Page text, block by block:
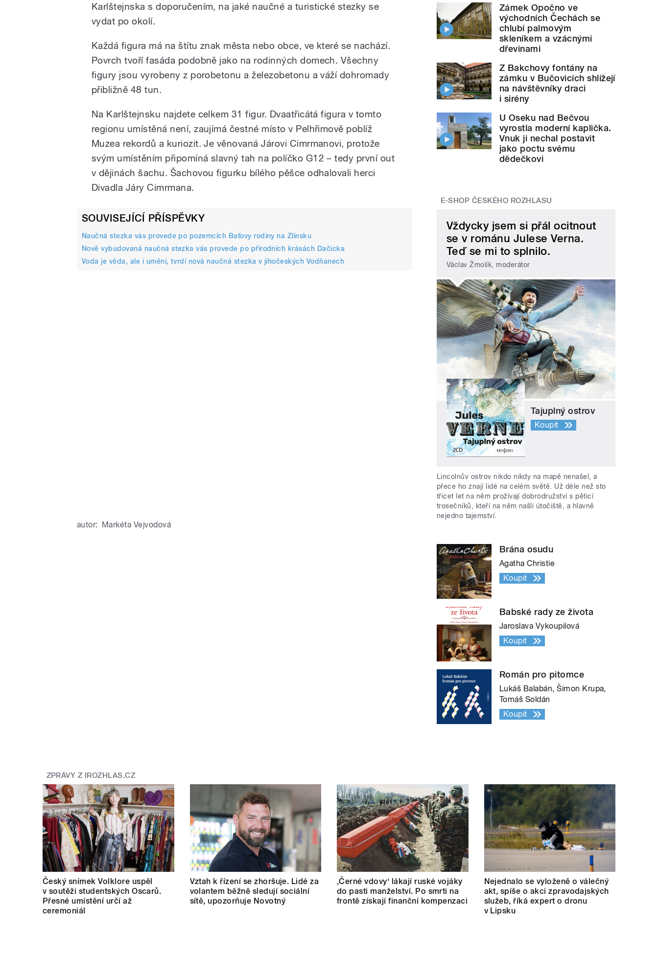
Karlštejnska s doporučením, na jaké naučné a turistické stezky se
vydat po okolí.
Každá figura má na štítu znak města nebo obce, ve které se nachází.
Povrch tvoří fasáda podobně jako na rodinných domech. Všechny
figury jsou vyrobeny z porobetonu a železobetonu a váží dohromady
přibližně 48 tun.
Na Karlštejnsku najdete celkem 31 figur. Dvaatřicátá figura v tomto
regionu umístěná není, zaujímá čestné místo v Pelhřimově poblíž
Muzea rekordů a kuriozit. Je věnovaná Járovi Cimrmanovi, protože
svým umístěním připomíná slavný tah na políčko G12 – tedy první out
v dějinách šachu. Šachovou figurku bílého pěšce odhalovali herci
Divadla Járy Cimrmana.
SOUVISEJÍCÍ PŘÍSPĚVKY
Naučná stezka vás provede po pozemcích Baťovy rodiny na Zlínsku
Nově vybudovaná naučná stezka vás provede po přírodních krásách Dačicka
Voda je věda, ale i umění, tvrdí nová naučná stezka v jihočeských Vodňanech
autor: Markéta Vejvodová
Zámek Opočno ve
východních Čechách se
chlubí palmovým
skleníkem a vzácnými
dřevinami
Z Bakchovy fontány na
zámku v Bučovicích shlížejí
na návštěvníky draci
i sirény
U Oseku nad Bečvou
vyrostla moderní kaplička.
Vnuk ji nechal postavit
jako poctu svému
dědečkovi
E-SHOP ČESKÉHO ROZHLASU
Vždycky jsem si přál ocitnout
se v románu Julese Verna.
Teď se mi to splnilo.
Václav Žmolík, moderátor
Tajuplný ostrov
Koupit
Lincolnův ostrov nikdo nikdy na mapě nenašel, a
přece ho znají lidé na celém světě. Už déle než sto
třicet let na něm prožívají dobrodružství s pěticí
trosečníků, kteří na něm našli útočiště, a hlavně
nejedno tajemství.
Brána osudu
Agatha Christie
Koupit
Babské rady ze života
Jaroslava Vykoupilová
Koupit
Román pro pitomce
Lukáš Balabán, Šimon Krupa,
Tomáš Soldán
Koupit
ZPRÁVY Z IROZHLAS.CZ
Český snímek Volklore uspěl
v soutěži studentských Oscarů.
Přesné umístění určí až
ceremoniál
Vztah k řízení se zhoršuje. Lidé za
volantem běžně sledují sociální
sítě, upozorňuje Novotný
‚Černé vdovy‘ lákají ruské vojáky
do pasti manželství. Po smrti na
frontě získají finanční kompenzaci
Nejednalo se vyloženě o válečný
akt, spíše o akci zpravodajských
služeb, říká expert o dronu
v Lipsku